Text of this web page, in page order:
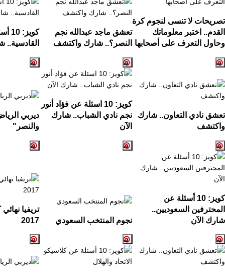
تصريحات لا تنسى لنجوم كرة
القدم.. اختبر معلوماتك
وحاول التعرف على أصحابها
تعشق ماجد عبدالله نجم
النصر؟.. شارك واكتشف
كويز: 10
القادسية..
تعشق نادي التعاون.. شارك
واكتشف
كويز: 10 اسئلة عن فؤاد أنور
نجم نادي الشباب.. شارك
الآن
ديربي
والنصر "
كويز: 10 أسئلة عن
المحترفين السعوديين..
شارك الآن
نجوم المنتخب السعودي
تريفيا
2017